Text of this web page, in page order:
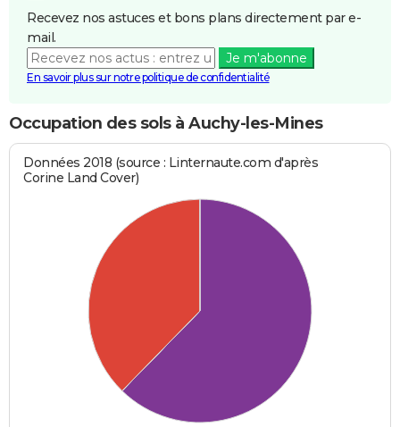
Recevez nos astuces et bons plans directement par e-
mail.
Je m'abonne
En savoir plus sur notre politique de confidentialité
Occupation des sols à Auchy-les-Mines
Données 2018 (source : Linternaute.com d'après
Corine Land Cover)